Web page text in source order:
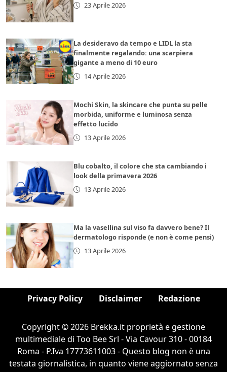
23 Aprile 2026
La desideravo da tempo e LIDL la sta
finalmente regalando: una scarpiera
gigante a meno di 10 euro
14 Aprile 2026
Mochi Skin, la skincare che punta su pelle
morbida, uniforme e luminosa senza
effetto lucido
13 Aprile 2026
Blu cobalto, il colore che sta cambiando i
look della primavera 2026
13 Aprile 2026
Ma la vasellina sul viso fa davvero bene? Il
dermatologo risponde (e non è come pensi)
13 Aprile 2026
Privacy Policy Disclaimer Redazione
Copyright © 2026 Brekka.it proprietà e gestione
multimediale di Too Bee Srl - Via Cavour 310 - 00184
Roma - P.Iva 17773611003 - Questo blog non è una
testata giornalistica, in quanto viene aggiornato senza